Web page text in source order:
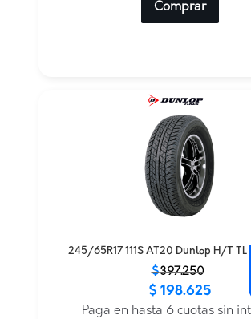
Comprar
245/65R17 111S AT20 Dunlop H/T TL
$397.250
original
actual
$ 198.625
Paga en hasta 6 cuotas sin